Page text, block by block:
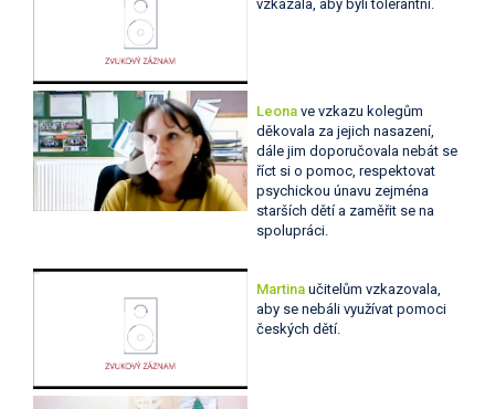
vzkázala, aby byli tolerantní.
Leona ve vzkazu kolegům
děkovala za jejich nasazení,
dále jim doporučovala nebát se
říct si o pomoc, respektovat
psychickou únavu zejména
starších dětí a zaměřit se na
spolupráci.
Martina učitelům vzkazovala,
aby se nebáli využívat pomoci
českých dětí.